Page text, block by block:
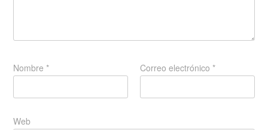
Nombre* Correo electrónico*
Web